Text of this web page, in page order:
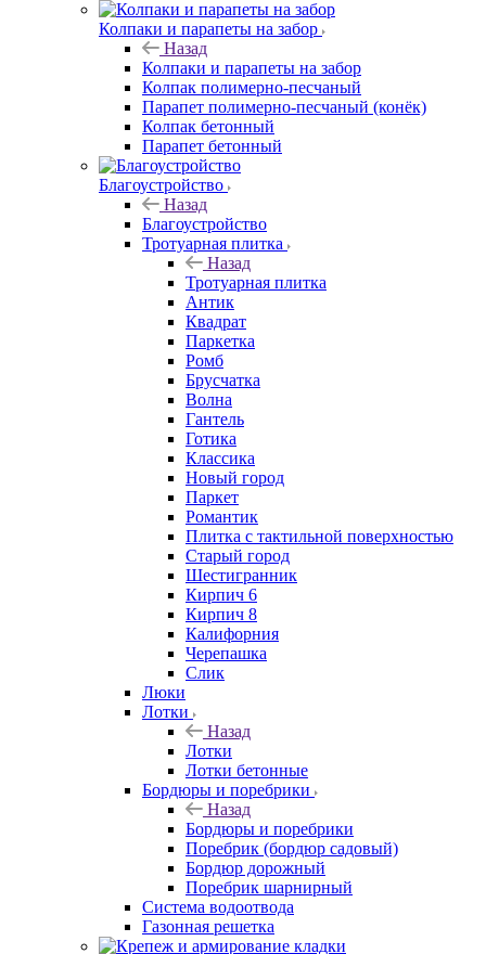
Колпаки и парапеты на забор
Назад
Колпаки и парапеты на забор
Колпак полимерно-песчаный
Парапет полимерно-песчаный (конёк)
Колпак бетонный
Парапет бетонный
Благоустройство
Назад
Благоустройство
Тротуарная плитка
Назад
Тротуарная плитка
Антик
Квадрат
Паркетка
Ромб
Брусчатка
Волна
Гантель
Готика
Классика
Новый город
Паркет
Романтик
Плитка с тактильной поверхностью
Старый город
Шестигранник
Кирпич 6
Кирпич 8
Калифорния
Черепашка
Слик
Люки
Лотки
Назад
Лотки
Лотки бетонные
Бордюры и поребрики
Назад
Бордюры и поребрики
Поребрик (бордюр садовый)
Бордюр дорожный
Поребрик шарнирный
Система водоотвода
Газонная решетка